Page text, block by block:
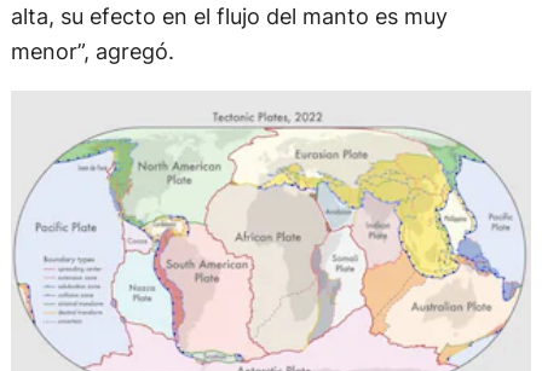
alta, su efecto en el flujo del manto es muy
menor”, agregó.